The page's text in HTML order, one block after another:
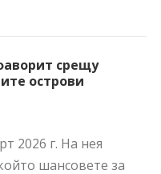
срещу
острови
2026 г. На нея
шансовете за